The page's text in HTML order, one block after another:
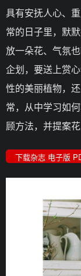
具有安抚人心、
常的日子里，默
放一朵花、气氛
企划，要送上赏
性的美丽植物，
常，从中学习如
顾方法，并提案
下载杂志 电子版